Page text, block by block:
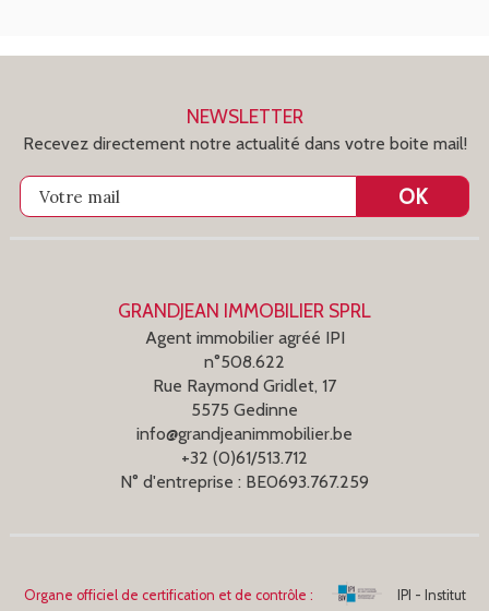
NEWSLETTER
Recevez directement notre actualité dans votre boite mail!
Votre mail OK
GRANDJEAN IMMOBILIER SPRL
Agent immobilier agréé IPI
n°508.622
Rue Raymond Gridlet, 17
5575 Gedinne
info@grandjeanimmobilier.be
+32 (0)61/513.712
N° d'entreprise : BE0693.767.259
Organe officiel de certification et de contrôle : IPI - Institut